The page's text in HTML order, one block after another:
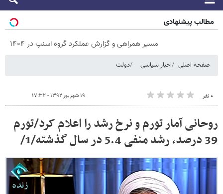
مطالب پیشنهادی
مسیر همراهی و گزارش عملکرد گروه اسنپ در ۱۴۰۴
صفحه اصلی اخبار سیاسی دولت
۰ نفر ۱۹ شهریور ۱۳۹۲ - ۱۷:۳۲
روحانی آمار تورم و نرخ رشد را اعلام کرد/تورم
39 درصد، رشد منفی 5.4 در سال گذشته/1/